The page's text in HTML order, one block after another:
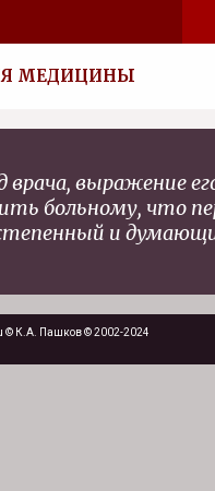
МЕДИЦИНЫ
выражение
больному, что
и
© К.А. Пашков © 2002-2024